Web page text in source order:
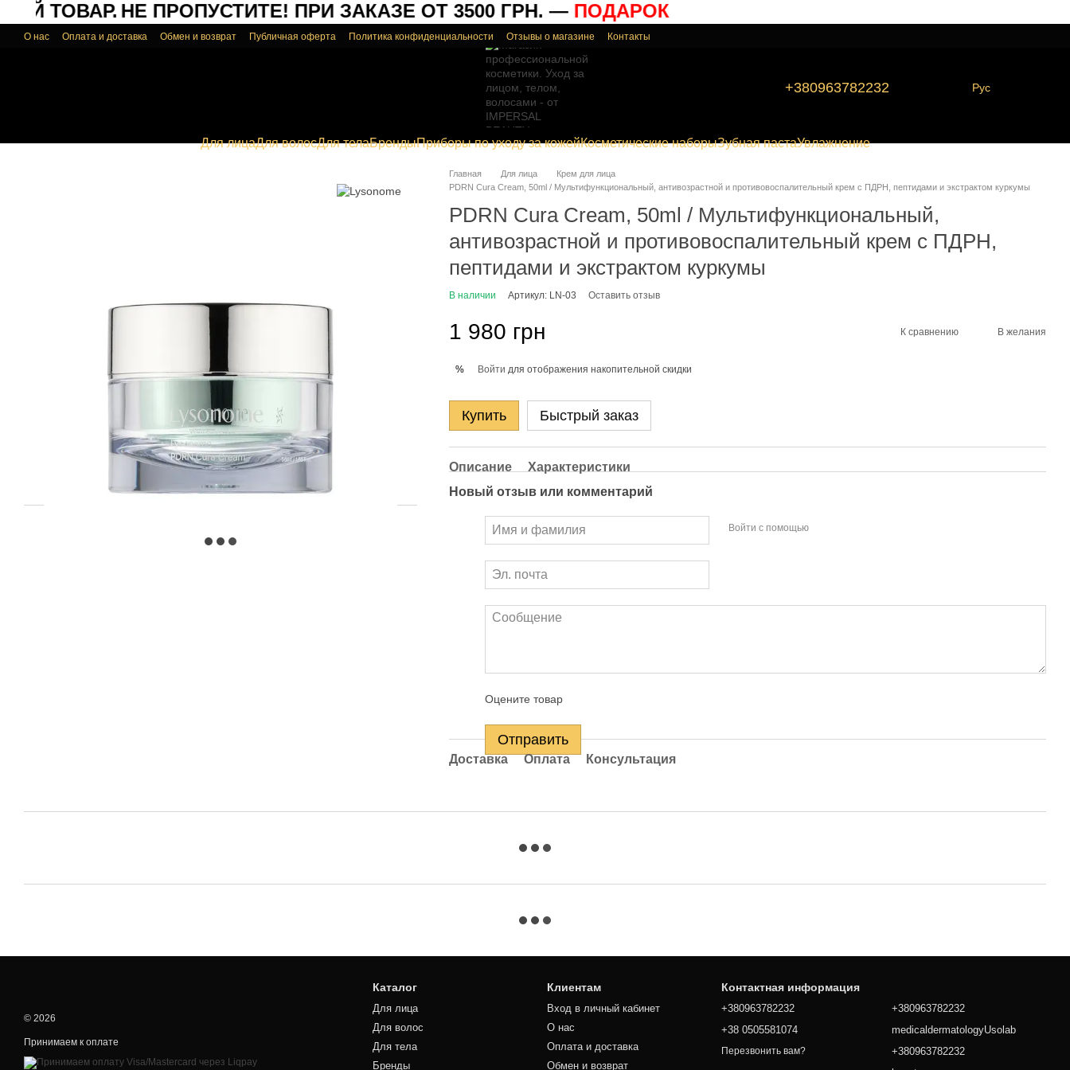
Перейти к основному контенту
ТОВАР.НЕ ПРОПУСТИТЕ!ПРИ ЗАКАЗЕ ОТ 3500 ГРН. —ПОДАРОК
О нас Оплата и доставка Обмен и возврат Публичная оферта Политика конфиденциальности Отзывы о магазине Контакты
+380963782232 Рус
Для лицаДля волосДля телаБрендыПриборы по уходу за кожейКосметические наборыЗубная пастаУвлажнение
Главная Для лица
Крем для лица
PDRN Cura Cream, 50ml / Мультифункциональный, антивозрастной и противовоспалительный крем с ПДРН, пептидами и экстрактом куркумы
PDRN Cura Cream, 50ml / Мультифункциональный,
антивозрастной и противовоспалительный крем с ПДРН,
пептидами и экстрактом куркумы
В наличии Артикул: LN-03 Оставить отзыв
1 980 грн К сравнению В желания
% Войти для отображения накопительной скидки
Купить Быстрый заказ
Описание
Характеристики
Новый отзыв или комментарий
Войти с помощью
Оцените товар
Отправить
Доставка Оплата Консультация
© 2026
Принимаем к оплате
Каталог
Для лица
Для волос
Для тела
Бренды
Клиентам
Вход в личный кабинет
О нас
Оплата и доставка
Обмен и возврат
Контактная информация
+380963782232
+38 0505581074
Перезвонить вам?
+380963782232
medicaldermatologyUsolab
+380963782232